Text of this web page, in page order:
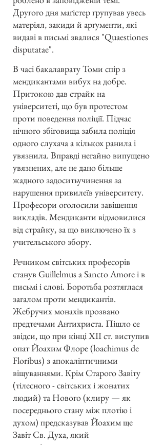
Другого дня маґістер ґрупував увесь
матеріял, закиди й арґументи, які
видаві в письмі звалися "Quaestiones
disputatae".
В часі бакалаврату Томи спір з
мендикантами вибух на добре.
Притокою дав страйк на
університеті, що був протестом
проти поведення поліції. Підчас
нічного збіговища забила поліція
одного слухача а кількох ранила і
увязнила. Вправді негайно випущено
увязнених, але не дано більше
жадного задоситьучинення за
нарушення привилеїв університету.
Професори оголосили завішення
викладів. Мендиканти відмовилися
від страйку, за що виключено їх з
учительського збору.
Речником світських професорів
станув Guillelmus а Sancto Amore і в
письмі і слові. Боротьба розтяглася
загалом проти мендикантів.
Жебручих монахів прозвано
предтечами Антихриста. Пішло се
звідси, що при кінці XII ст. виступив
опат Йоахим Флоре (loachimus de
Floribus) з апокаліптичними
віщуваннями. Крім Старого Завіту
(тілесного - світських і жонатих
людий) та Нового (клиру — як
посереднього стану між плотію і
духом) предсказував Йоахим ще
Завіт Св. Духа, який